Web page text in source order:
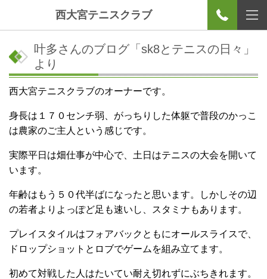
西大宮テニスクラブ
叶多さんのブログ「sk8とテニスの日々」
より
西大宮テニスクラブのオーナーです。
身長は１７０センチ弱、がっちりした体躯で普段のかっこ
は農家のご主人という感じです。
実際平日は畑仕事が中心で、土日はテニスの大会を開いて
います。
年齢はもう５０代半ばになったと思います。しかしその辺
の若者よりよっぽど足も速いし、スタミナもあります。
プレイスタイルはフォアバックともにオールスライスで、
ドロップショットとロブでゲームを組み立てます。
初めて対戦した人はたいてい耐え切れずにぶちきれます。